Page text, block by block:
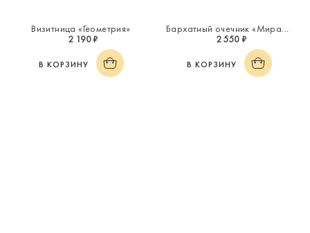
Визитница «Геометрия»
2 190 ₽
В КОРЗИНУ
Бархатный очечник «Миражи»
2 550 ₽
В КОРЗИНУ